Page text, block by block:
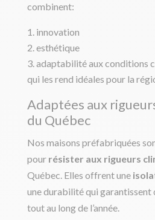
combinent:
innovation
esthétique
adaptabilité aux conditions
qui les rend idéales pour la
Adaptées aux
du Québec
Nos maisons préfabriquées
pour résister aux rigueurs
Québec. Elles offrent une
une durabilité qui
tout au long de l’année.